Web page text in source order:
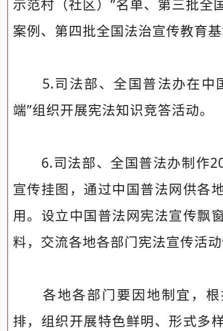
示范村（社区）”名单、第三批全
案例、第四批全国法治宣传教育
5.司法部、全国普法办在中
端”组织开展宪法知识竞答活动。
6.司法部、全国普法办制作
宣传挂图，通过中国普法网供各
用。设立中国普法网宪法宣传飘
料，交流各地各部门宪法宣传活
各地各部门要因地制宜，根
排，组织开展特色鲜明、形式多